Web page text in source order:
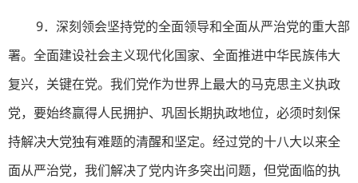
9．深刻领会坚持党的全面领导和全面从严治党的重大部
署。全面建设社会主义现代化国家、全面推进中华民族伟大
复兴，关键在党。我们党作为世界上最大的马克思主义执政
党，要始终赢得人民拥护、巩固长期执政地位，必须时刻保
持解决大党独有难题的清醒和坚定。经过党的十八大以来全
面从严治党，我们解决了党内许多突出问题，但党面临的执